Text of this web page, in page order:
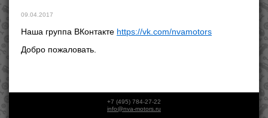
09.04.2017
Наша группа ВКонтакте https://vk.com/nvamotors
Добро пожаловать.
+7 (495) 784-27-22
info@nva-motors.ru